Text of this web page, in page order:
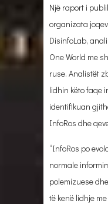
Një raport i
organizata
DisinfoLab,
One World me
ruse. Analistët
lidhin këto faqe
identifikuan
InfoRos dhe
“InfoRos po
normale
polemizuese
të kenë lidhje